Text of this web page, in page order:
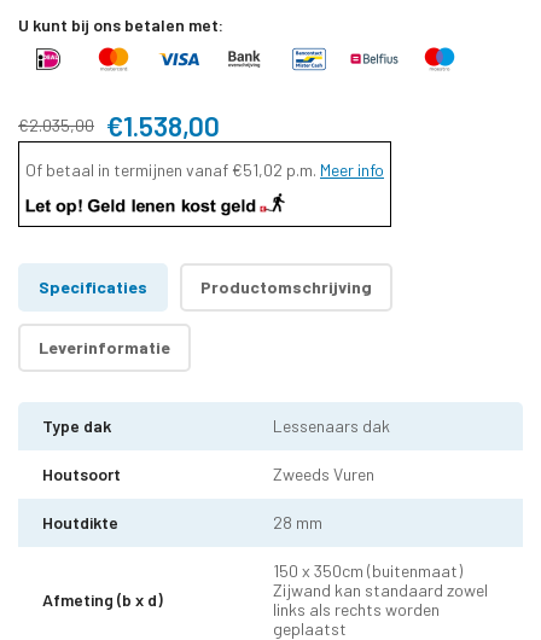
U kunt bij ons betalen met:
€2.035,00 €1.538,00
Of betaal in termijnen vanaf €51,02 p.m. Meer info
Specificaties Productomschrijving
Leverinformatie
Type dak Lessenaars dak
Houtsoort Zweeds Vuren
Houtdikte 28 mm
Afmeting (b x d)
150 x 350cm (buitenmaat)
Zijwand kan standaard zowel
links als rechts worden
geplaatst